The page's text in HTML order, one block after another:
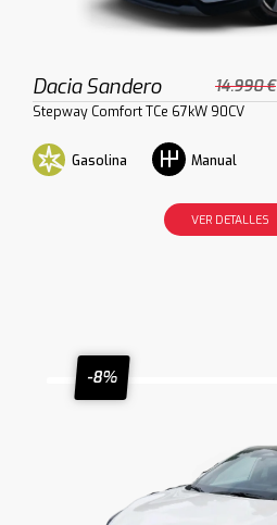
Dacia Sandero 14.990 €
Stepway Comfort TCe 67kW 90CV
Gasolina Manual
VER DETALLES
-8%